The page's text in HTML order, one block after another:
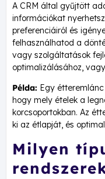
A CRM által gyűjtött
információkat
preferenciáiról és
felhasználhatod a
vagy szolgáltatások
optimalizálásához,
Példa: Egy
hogy mely ételek a
korcsoportokban. Az
ki az étlapját, és
Milyen